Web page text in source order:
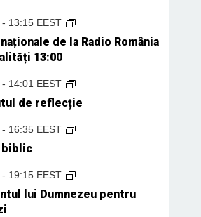
13:15 EEST
de la Radio România
13:00
14:01 EEST
de reflecție
16:35 EEST
biblic
19:15 EEST
lui Dumnezeu pentru